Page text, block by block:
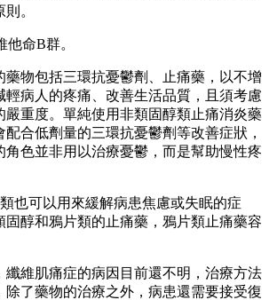
。
命B群。
藥物包括三環抗憂鬱劑、止痛藥，以不增
輕病人的疼痛、改善生活品質，且須考慮
嚴重度。單純使用非類固醇類止痛消炎藥
合低劑量的三環抗憂鬱劑等改善症狀，
角色並非用以治療憂鬱，而是幫助慢性疼
類也可以用來緩解病患焦慮或失眠的症
固醇和鴉片類的止痛藥，鴉片類止痛藥容
維肌痛症的病因目前還不明，治療方法
除了藥物的治療之外，病患還需要接受復